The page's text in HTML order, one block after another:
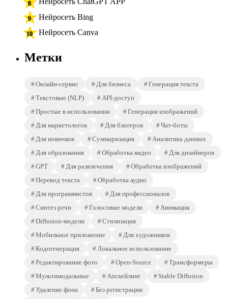
Нейросеть Bing
Нейросеть Canva
Метки
Онлайн-сервис Для бизнеса
Генерация текста
Текстовые (NLP)
API-доступ
Простые в использовании
Генерация изображений
Для маркетологов
Для блогеров
Чат-боты
Для новичков
Суммаризация
Аналитика данных
Для образования
Обработка видео
Для дизайнеров
GPT
Для развлечения
Обработка изображений
Перевод текста
Обработка аудио
Для программистов
Для профессионалов
Синтез речи
Голосовые модели
Анимация
Diffusion-модели
Стилизация
Мобильное приложение
Для художников
Кодогенерация
Локальное использование
Редактирование фото
Open-Source
Трансформеры
Мультимодальные
Апскейлинг
Stable Diffusion
Удаление фона
Без регистрации